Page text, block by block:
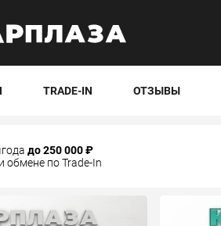
TRADE-IN ОТЗЫВЫ
до 250 000 ₽
обмене по Trade-In